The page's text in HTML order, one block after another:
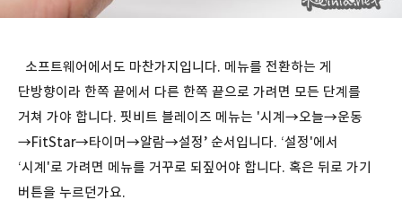
소프트웨어에서도 마찬가지입니다. 메뉴를 전환하는 게
단방향이라 한쪽 끝에서 다른 한쪽 끝으로 가려면 모든 단계를
거쳐 가야 합니다. 핏비트 블레이즈 메뉴는 '시계→오늘→운동
→FitStar→타이머→알람→설정’ 순서입니다. ‘설정'에서
‘시계'로 가려면 메뉴를 거꾸로 되짚어야 합니다. 혹은 뒤로 가기
버튼을 누르던가요.